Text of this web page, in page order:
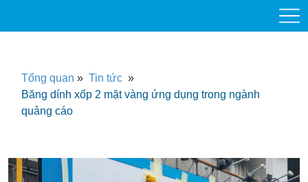
Tổng quan » Tin tức »
Băng dính xốp 2 mặt vàng ứng dụng trong ngành
quảng cáo